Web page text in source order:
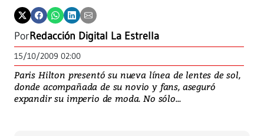
PorRedacción Digital La Estrella
15/10/2009 02:00
Paris Hilton presentó su nueva línea de lentes de sol,
donde acompañada de su novio y fans, aseguró
expandir su imperio de moda. No sólo...